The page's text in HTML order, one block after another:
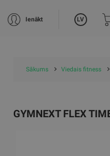
Ienākt LV
Sākums Viedais fitness
GYMNEXT FLEX